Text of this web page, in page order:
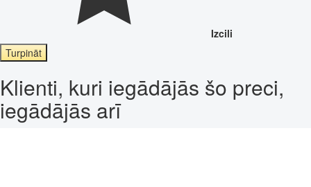
Izcili
Turpināt
Klienti, kuri iegādājās šo preci,
iegādājās arī